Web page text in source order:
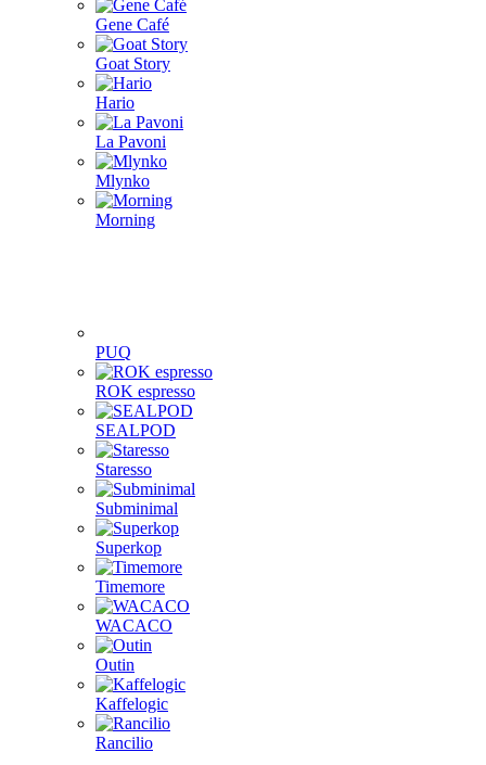
Gene Café
Goat Story
Hario
La Pavoni
Mlynko
Morning
PUQ
ROK espresso
SEALPOD
Staresso
Subminimal
Superkop
Timemore
WACACO
Outin
Kaffelogic
Rancilio